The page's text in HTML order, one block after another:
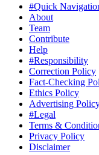
#Quick
About
Team
Contribute
Help
#Responsibility
Correction Policy
Fact-Checking
Ethics Policy
Advertising
#Legal
Terms &
Privacy Policy
Disclaimer